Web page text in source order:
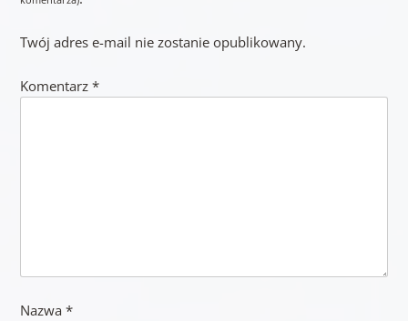
Twój adres e-mail nie zostanie opublikowany.
Komentarz *
Nazwa *